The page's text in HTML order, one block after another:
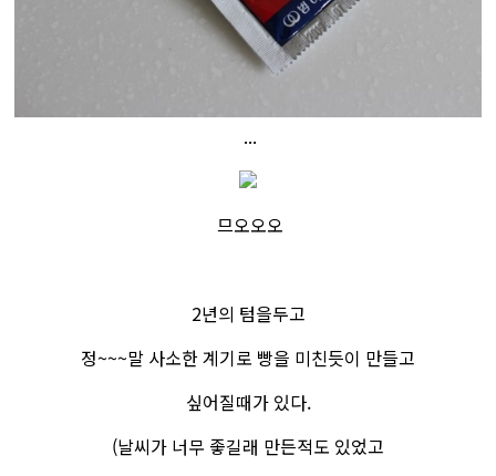
...
므오오오
2년의 텀을두고
정~~~말 사소한 계기로 빵을 미친듯이 만들고
싶어질때가 있다.
(날씨가 너무 좋길래 만든적도 있었고